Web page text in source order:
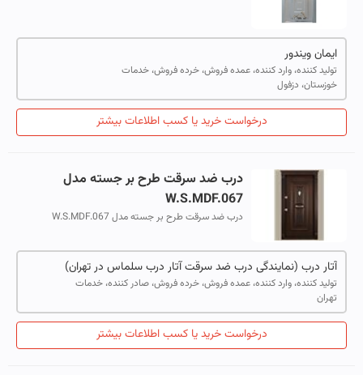
ایمان ویندور
تولید کننده، وارد کننده، عمده فروش، خرده فروش، خدمات
خوزستان، دزفول
درخواست خرید یا کسب اطلاعات بیشتر
درب ضد سرقت طرح بر جسته مدل
W.S.MDF.067
درب ضد سرقت طرح بر جسته مدل W.S.MDF.067
آتار درب (نمایندگی درب ضد سرقت آتار درب سلماس در تهران)
تولید کننده، وارد کننده، عمده فروش، خرده فروش، صادر کننده، خدمات
تهران
درخواست خرید یا کسب اطلاعات بیشتر